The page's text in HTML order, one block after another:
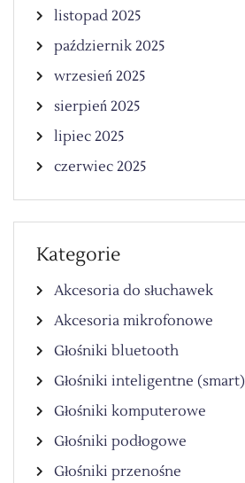
listopad 2025
październik 2025
wrzesień 2025
sierpień 2025
lipiec 2025
czerwiec 2025
Kategorie
Akcesoria do słuchawek
Akcesoria mikrofonowe
Głośniki bluetooth
Głośniki inteligentne (smart)
Głośniki komputerowe
Głośniki podłogowe
Głośniki przenośne